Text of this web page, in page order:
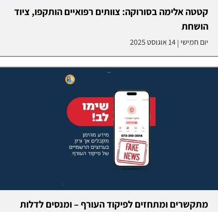
קטטה אלימה בסורוקה: צוותים רפואיים הותקפו, ציוד
הושחת
יום חמישי |14 אוגוסט 2025
מתקשרים ומתחזים לפיקוד העורף – ומנסים לדלות